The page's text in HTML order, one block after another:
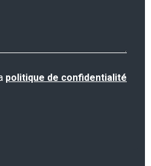
politique de confidentialité